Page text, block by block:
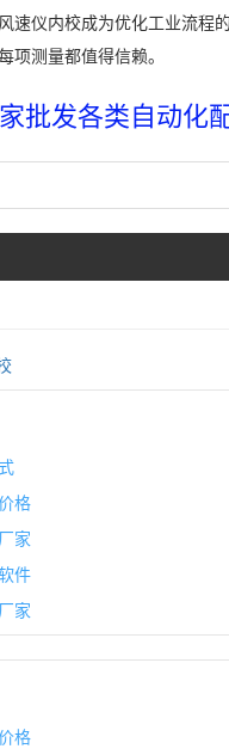
速仪内校成为优化工业流程
项测量都值得信赖。
批发各类自动化
格
家
件
家
格